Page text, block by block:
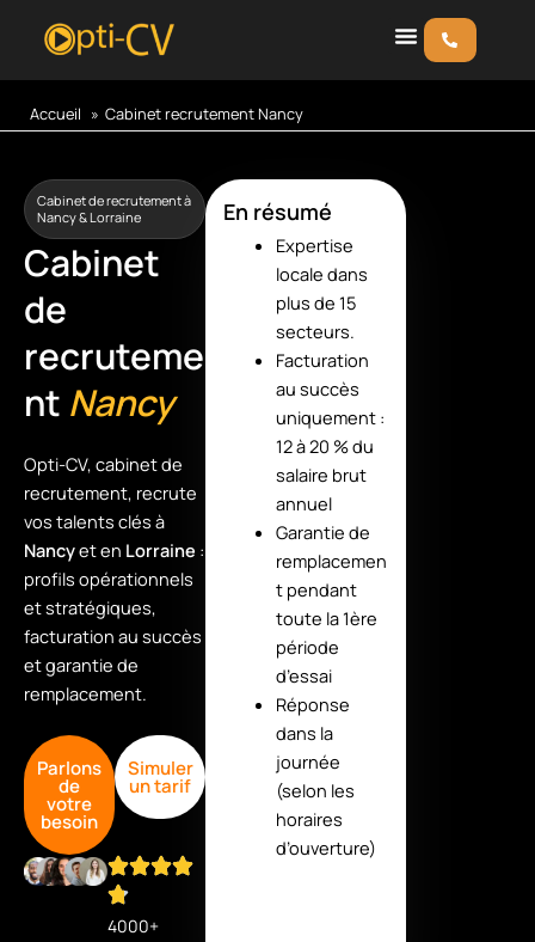
Accueil Cabinet recrutement Nancy
Cabinet de recrutement à
Nancy & Lorraine
Cabinet
de
recruteme
nt Nancy
Opti-CV, cabinet de
recrutement, recrute
vos talents clés à
Nancyet en Lorraine :
profils opérationnels
et stratégiques,
facturation au succès
et garantie de
remplacement.
Parlons
de
votre
besoin
Simuler
un tarif
4000+
En résumé
Expertise
locale dans
plus de 15
secteurs.
Facturation
au succès
uniquement :
12 à 20 % du
salaire brut
annuel
Garantie de
remplacemen
t pendant
toute la 1ère
période
d’essai
Réponse
dans la
journée
(selon les
horaires
d’ouverture)